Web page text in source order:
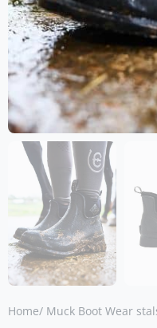
Home/ Muck Boot Wear